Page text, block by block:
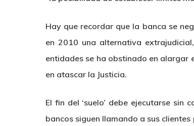
Hay que recordar que la banca se
en 2010 una alternativa
entidades se ha obstinado en alargar
en atascar la Justicia.
El fin del ‘suelo’ debe ejecutarse sin
bancos siguen llamando a sus